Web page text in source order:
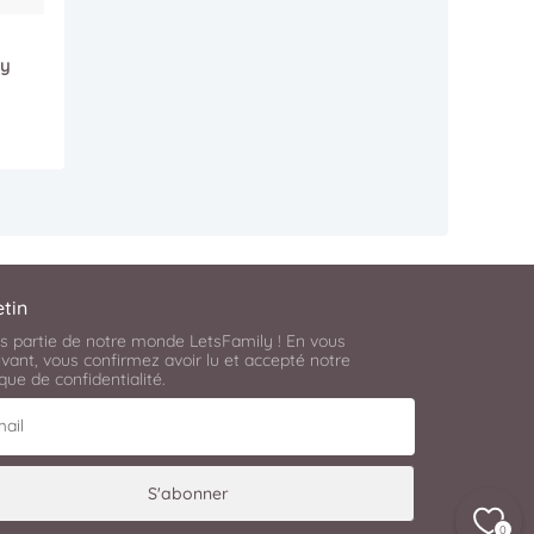
S'abonner
partie de notre monde LetsFamily ! En vous
vous confirmez avoir lu et accepté notre
de confidentialité.
0